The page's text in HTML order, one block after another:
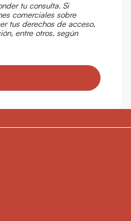
tu consulta. Si
comerciales sobre
tus derechos de acceso,
entre otros, según